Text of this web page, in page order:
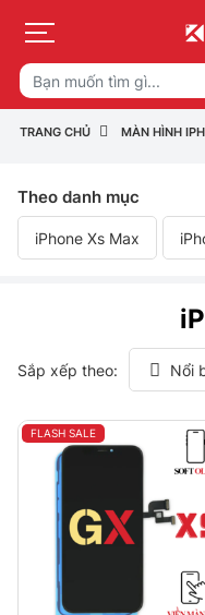
TRANG CHỦ MÀN HÌNH
Theo danh mục
iPhone Xs Max
Sắp xếp theo: Nổi
FLASH SALE